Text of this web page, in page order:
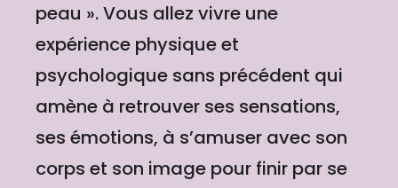
peau ». Vous allez vivre une
expérience physique et
psychologique sans précédent qui
amène à retrouver ses sensations,
ses émotions, à s’amuser avec son
corps et son image pour finir par se